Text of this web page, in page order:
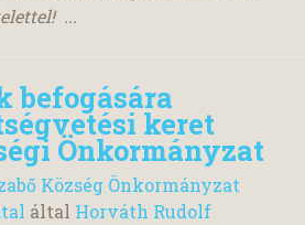
...
befogására
keret
Önkormányzat
Község Önkormányzat
által Horváth Rudolf